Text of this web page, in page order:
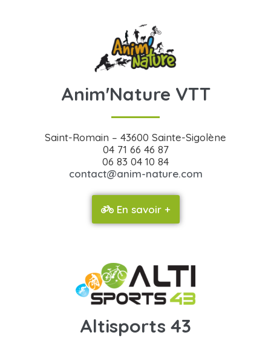
Anim'Nature VTT
Saint-Romain – 43600 Sainte-Sigolène
04 71 66 46 87
06 83 04 10 84
contact@anim-nature.com
En savoir +
Altisports 43